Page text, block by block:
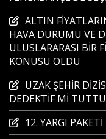
ALTIN
HAVA DURUMU VE
ULUSLARARASI BİR
KONUSU OLDU
UZAK ŞEHİR
DEDEKTİF Mİ
12. YARGI